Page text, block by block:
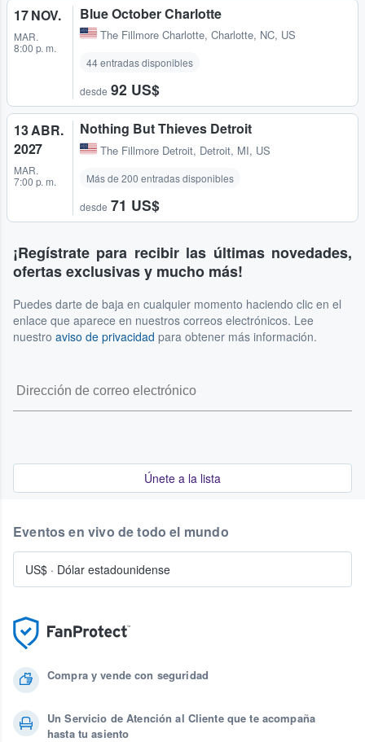
17 NOV.
MAR.
8:00 p. m.
Blue October Charlotte
The Fillmore Charlotte, Charlotte, NC, US
44 entradas disponibles
desde 92 US$
13 ABR.
2027
MAR.
7:00 p. m.
Nothing But Thieves Detroit
The Fillmore Detroit, Detroit, MI, US
Más de 200 entradas disponibles
desde 71 US$
¡Regístrate para recibir las últimas novedades,
ofertas exclusivas y mucho más!
Puedes darte de baja en cualquier momento haciendo clic en el
enlace que aparece en nuestros correos electrónicos. Lee
nuestro aviso de privacidad para obtener más información.
Únete a la lista
Compra y vende con seguridad
Un Servicio de Atención al Cliente que te acompaña
hasta tu asiento
Eventos en vivo de todo el mundo
US$ · Dólar estadounidense